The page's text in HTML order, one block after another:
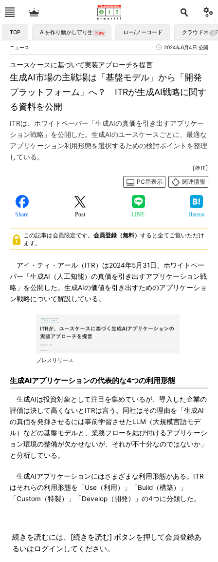
TOP AIを作り動かし守り生かす ロー/ノーコード クラウドネイ
ニュース 2024年6月4日 公開
生成AI市場の主戦場は「基盤モデル」から「開発
プラットフォーム」へ？ ITRが生成AI戦略に関す
る資料を公開
ユースケースに基づいて実装アプローチを提言
ITRは、ホワイトペーパー「生成AIの真価を引き出すアプリケー
ション戦略」を公開した。生成AIのユースケースごとに、最適な
アプリケーション利用形態を選択するための検討ポイントを整理
している。
[＠IT]
PC用表示
関連情報
Share Post LINE Hatena
この記事は会員限定です。 会員登録（無料） すると全てご覧いただけ
ます。
アイ・ティ・アール（ITR）は2024年5月31日、ホワイトペー
パー「生成AI（人工知能）の真価を引き出すアプリケーション戦
略」を公開した。生成AIの価値を引き出すためのアプリケーショ
ン戦略について解説している。
プレスリリース
生成AIアプリケーションの代表的な4つの利用形態
生成AIは投資対象として注目を集めているが、導入した企業の
評価は決して高くないとITRは言う。同社はその理由を「生成AI
の真価を発揮させるには事前学習させたLLM（大規模言語モデ
ル）などの基盤モデルと、業務フローを結び付けるアプリケーシ
ョン環境の整備が欠かせないが、それが不十分なのではないか」
と分析している。
生成AIアプリケーションにはさまざまな利用形態がある。ITR
はそれらの利用形態を「Use（利用）」「Build（構築）」
「Custom（特製）」「Develop（開発）」の4つに分類した。
続きを読むには、[続きを読む] ボタンを押して会員登録あ
るいはログインしてください。